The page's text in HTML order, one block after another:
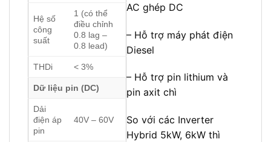
Hệ số
công
suất
1 (có thể
điều chỉnh
0.8 lag –
0.8 lead)
THDi < 3%
Dữ liệu pin (DC)
Dải
điện áp
pin
40V – 60V
AC ghép DC
– Hỗ trợ máy phát điện
Diesel
– Hỗ trợ pin lithium và
pin axit chì
So với các Inverter
Hybrid 5kW, 6kW thì